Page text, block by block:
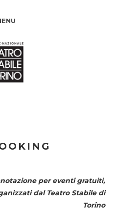
per eventi gratuiti,
dal Teatro Stabile di
Torino